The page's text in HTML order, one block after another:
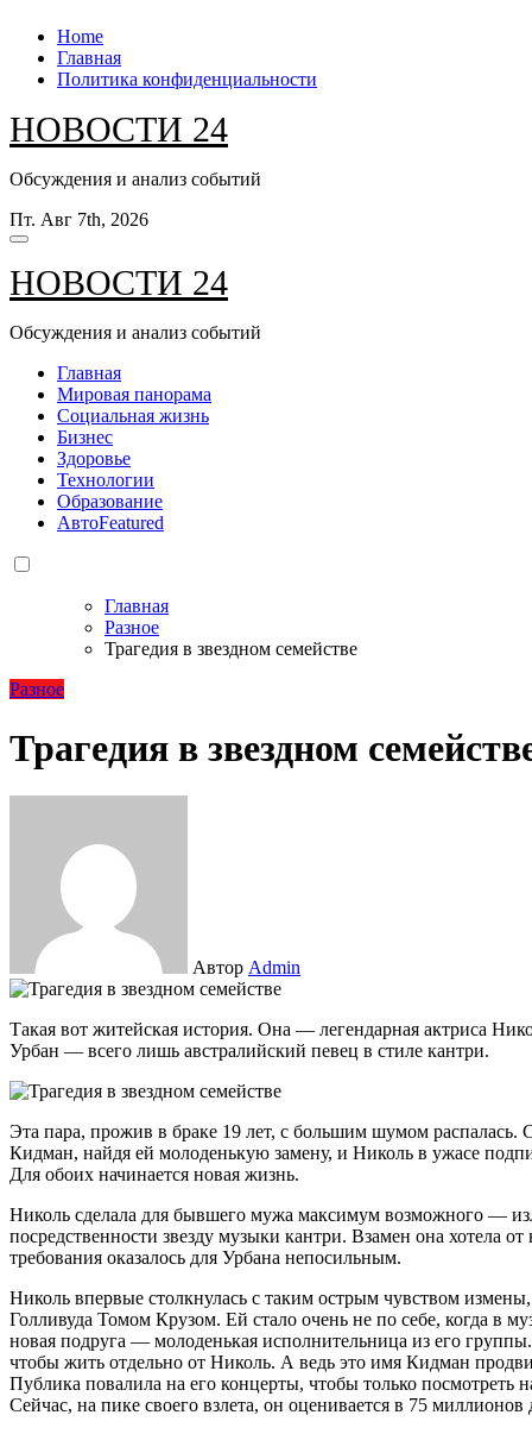
Перейти
содержанию
Home
Главная
Политика конфиденциальности
НОВОСТИ 24
Обсуждения и анализ событий
Пт. Авг 7th, 2026
НОВОСТИ 24
Обсуждения и анализ событий
Главная
Мировая панорама
Социальная жизнь
Бизнес
Здоровье
Технологии
Образование
АвтоFeatured
Главная
Разное
Трагедия в звездном семействе
Разное
Трагедия в звездном
Автор Admin
Такая вот житейская история. Она — легендарная актриса Николь Кидман, всемирная знаменитость. А он — Кейт
Урбан — всего лишь австралийский певец в стиле кантри.
Эта пара, прожив в браке 19 лет, с большим шумом распалась.
Кидман, найдя ей молоденькую замену, и Николь в ужасе
Для обоих начинается новая жизнь.
Николь сделала для бывшего мужа максимум возможного —
посредственности звезду музыки кантри. Взамен она хотела
требования оказалось для Урбана непосильным.
Николь впервые столкнулась с таким острым чувством
Голливуда Томом Крузом. Ей стало очень не по себе, когда в
новая подруга — молоденькая исполнительница из его
чтобы жить отдельно от Николь. А ведь это имя Кидман
Публика повалила на его концерты, чтобы только
Сейчас, на пике своего взлета, он оценивается в 75